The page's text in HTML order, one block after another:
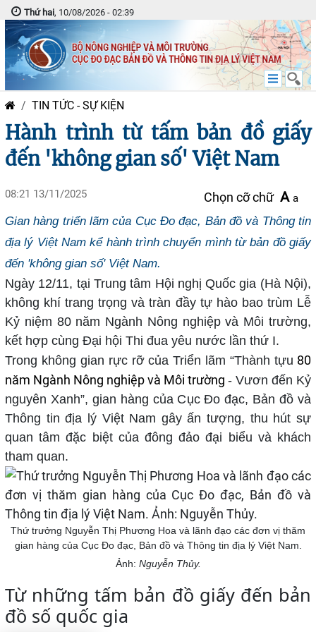
Thứ hai, 10/08/2026 - 02:39
TIN TỨC - SỰ KIỆN
Hành trình từ tấm bản đồ giấy
đến 'không gian số' Việt Nam
08:21 13/11/2025 Chọn cỡ chữ A a
Gian hàng triển lãm của Cục Đo đạc, Bản đồ và Thông tin
địa lý Việt Nam kể hành trình chuyển mình từ bản đồ giấy
đến 'không gian số' Việt Nam.
Ngày 12/11, tại Trung tâm Hội nghị Quốc gia (Hà Nội),
không khí trang trọng và tràn đầy tự hào bao trùm Lễ
Kỷ niệm 80 năm Ngành Nông nghiệp và Môi trường,
kết hợp cùng Đại hội Thi đua yêu nước lần thứ I.
Trong không gian rực rỡ của Triển lãm “Thành tựu 80
năm Ngành Nông nghiệp và Môi trường - Vươn đến Kỷ
nguyên Xanh”, gian hàng của Cục Đo đạc, Bản đồ và
Thông tin địa lý Việt Nam gây ấn tượng, thu hút sự
quan tâm đặc biệt của đông đảo đại biểu và khách
tham quan.
Thứ trưởng Nguyễn Thị Phương Hoa và lãnh đạo các đơn vị thăm
gian hàng của Cục Đo đạc, Bản đồ và Thông tin địa lý Việt Nam.
Ảnh: Nguyễn Thủy.
Từ những tấm bản đồ giấy đến bản
đồ số quốc gia